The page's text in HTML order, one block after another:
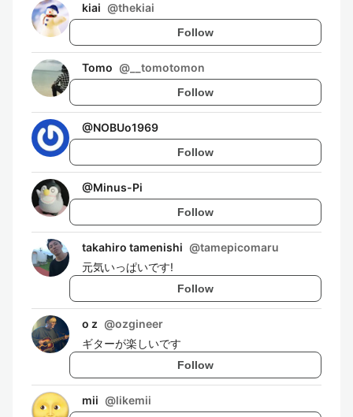
kiai @thekiai
Follow
Tomo @ __tomotomon
Follow
@NOBUo1969
Follow
@Minus-Pi
Follow
takahiro tamenishi @tamepicomaru
元気いっぱいです!
Follow
o z @ozgineer
ギターが楽しいです
Follow
mii @likemii